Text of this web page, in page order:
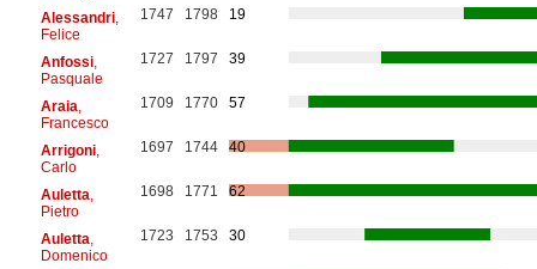
Alessandri,
Felice
1747 1798 19
Anfossi,
Pasquale
1727 1797 39
Araia
Francesco
1709 1770 57
Arrigoni,
Carlo
1697 1744 40
Auletta
Pietro
1698 1771 62
Auletta
Domenico
1723 1753 30